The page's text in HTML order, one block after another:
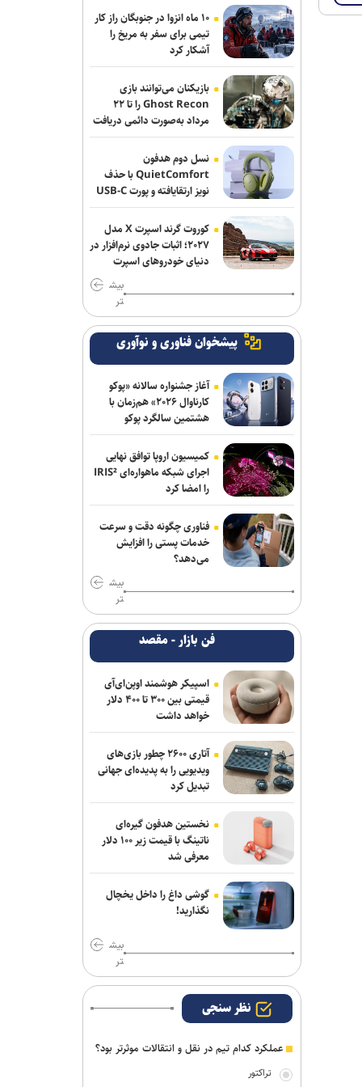
انتصاب سرپرست جدید فدراسیون ورزش
کارگری
شکاری به پیکان پیوست
تساوی پرسپولیس و آلومینیوم در دیدار
دوستانه/ تیم تارتار بالاخره گل خورد
استارت دوباره همه ملی‌پوشان جهانی و
بازی‌های آسیایی در کمپ تیم‌های ملی؛
تذکر وزنی به نایب‌قهرمان جهان
اژدهاکش رسما پرسپولیسی شد
آلومینیوم
ادامه خریدهای خطیبی از تیم سابق/
نصیری به فجرسپاسی پیوست
ناکامی نماینده ایران در مسابقات ورزش
های خیابانی
اژدهاکش به پرسپولیس پیوست
بیاتلو: با آریو قرارداد دارم/ حضورم در مس
رفسنجان صحت ندارد
تمدید قرارداد مربی ترک استقلال
بازی‌های سرخابی‌ها به شهرقدس رفت/
آغاز اردوی تیم ملی بوکس برای ناگویا با
حضور ۱۰ ملی‌پوش
مخالفت زارع با انتقال بازیکنان ملوان به
پرسپولیس
محمدی: مقابل استقلال لیگ را پرقدرت
آغاز می‌کنیم/ امیدوارم با مس شهربابک
کمترین گل خورده لیگ را داشته باشیم
دنیامالی: مشتاق دیدار دوستانه ایران و
آذربایجان هستیم+فیلم
۱۰ ماه انزوا در جنوبگان راز کار
تیمی برای سفر به مریخ را
آشکار کرد
بازیکنان می‌توانند بازی
Ghost Recon را تا ۲۲
مرداد به‌صورت دائمی دریافت
کنند
نسل دوم هدفون
QuietComfort با حذف
نویز ارتقایافته و پورت USB-C
عرضه شد
کوروت گرند اسپرت X مدل
۲۰۲۷؛ اثبات جادوی نرم‌افزار در
دنیای خودروهای اسپرت
بیش
تر
پیشخوان فناوری و نوآوری
آغاز جشنواره سالانه «پوکو
کارناوال ۲۰۲۶» هم‌زمان با
هشتمین سالگرد پوکو
کمیسیون اروپا توافق نهایی
اجرای شبکه ماهواره‌ای IRIS²
را امضا کرد
فناوری چگونه دقت و سرعت
خدمات پستی را افزایش
می‌دهد؟
بیش
تر
فن بازار - مقصد
اسپیکر هوشمند اوپن‌ای‌آی
قیمتی بین ۳۰۰ تا ۴۰۰ دلار
خواهد داشت
آتاری ۲۶۰۰ چطور بازی‌های
ویدیویی را به پدیده‌ای جهانی
تبدیل کرد
نخستین هدفون گیره‌ای
ناتینگ با قیمت زیر ۱۰۰ دلار
معرفی شد
گوشی داغ را داخل یخچال
نگذارید!
بیش
تر
نظر سنجی
عملکرد کدام تیم در نقل و انتقالات موثرتر بود؟
تراکتور